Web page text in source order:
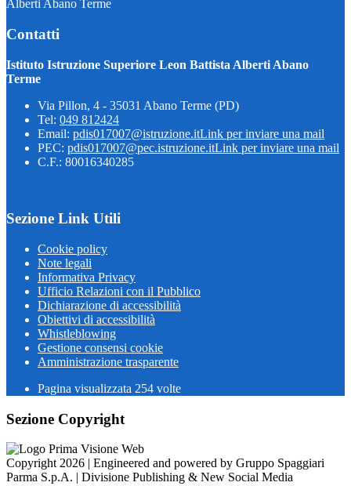
Alberti Abano Terme
Contatti
Istituto Istruzione Superiore Leon Battista Alberti Abano
Terme
Via Pillon, 4 - 35031 Abano Terme (PD)
Tel: 049 812424
Email: pdis017007@istruzione.itLink per inviare una mail
PEC: pdis017007@pec.istruzione.itLink per inviare una mail
C.F.: 80016340285
Sezione Link Utili
Cookie policy
Note legali
Informativa Privacy
Ufficio Relazioni con il Pubblico
Dichiarazione di accessibilità
Obiettivi di accessibilità
Whistleblowing
Gestione consensi cookie
Amministrazione trasparente
Pagina visualizzata 254 volte
Sezione Copyright
Copyright 2026 | Engineered and powered by Gruppo Spaggiari
Parma S.p.A. | Divisione Publishing & New Social Media